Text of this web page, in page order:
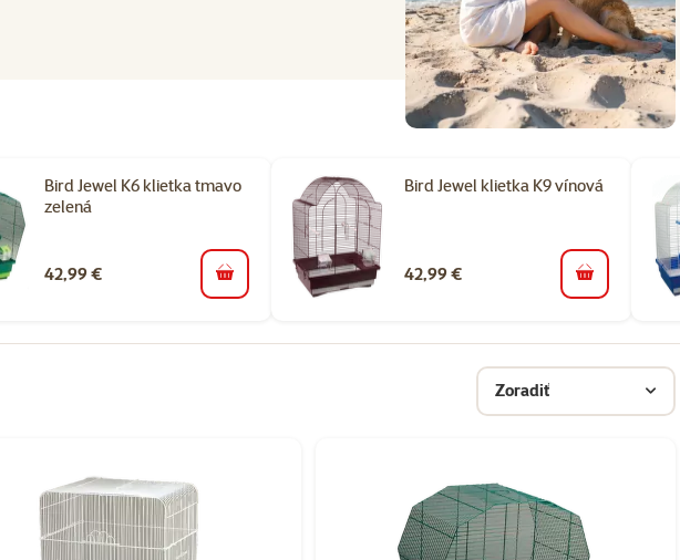
Bird Jewel K6 klietka tmavo
zelená
42,99 € do košíka
Bird Jewel klietka K9 vínová
42,99 € do košíka
Zoradiť